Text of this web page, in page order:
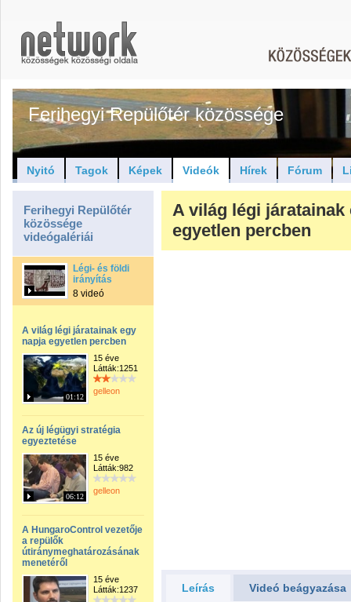
Ferihegyi Repülőtér közössége
Nyitó Tagok Képek Videók Hírek Fórum
Ferihegyi Repülőtér
közössége
videógalériái
Légi- és földi
irányítás
8 videó
A világ légi járatainak egy
napja egyetlen percben
01:12
15 éve
Látták:1251
gelleon
Az új légügyi stratégia
egyeztetése
06:12
15 éve
Látták:982
gelleon
A HungaroControl vezetője
a repülők
útiránymeghatározásának
menetéről
15 éve
Látták:1237
A világ légi járatainak
egyetlen percben
Leírás Videó beágyazása